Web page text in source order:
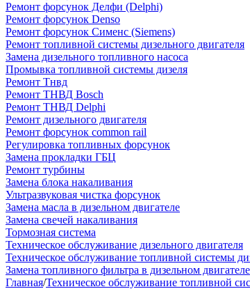
Ремонт форсунок Делфи (Delphi)
Ремонт форсунок Denso
Ремонт форсунок Сименс (Siemens)
Ремонт топливной системы дизельного двигателя
Замена дизельного топливного насоса
Промывка топливной системы дизеля
Ремонт Тнвд
Ремонт ТНВД Bosch
Ремонт ТНВД Delphi
Ремонт дизельного двигателя
Ремонт форсунок common rail
Регулировка топливных форсунок
Замена прокладки ГБЦ
Ремонт турбины
Замена блока накаливания
Ультразвуковая чистка форсунок
Замена масла в дизельном двигателе
Замена свечей накаливания
Тормозная система
Техническое обслуживание дизельного двигателя
Техническое обслуживание топливной системы
Замена топливного фильтра в дизельном двигателе
Главная/Техническое обслуживание топливной